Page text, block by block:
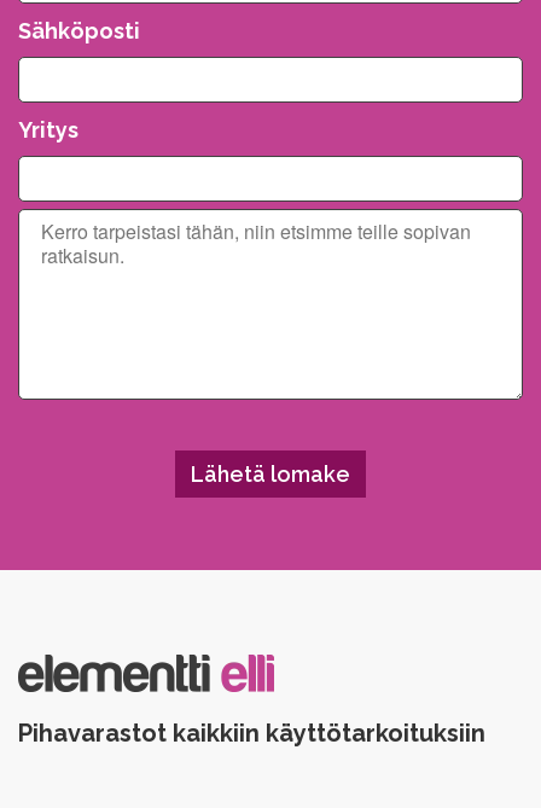
Sähköposti
Yritys
Pihavarastot kaikkiin käyttötarkoituksiin